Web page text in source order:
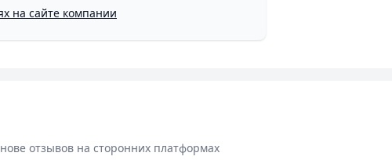
на сайте компании
отзывов на сторонних платформах